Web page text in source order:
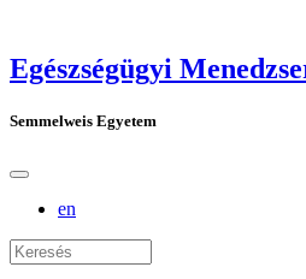
Egészségügyi
Semmelweis Egyetem
en